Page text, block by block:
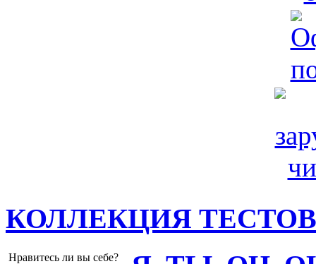
КОЛЛЕКЦИЯ ТЕСТОВ
Нравитесь ли вы себе?